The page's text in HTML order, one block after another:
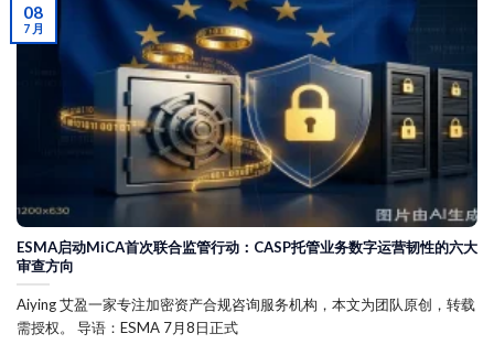
ESMA启动MiCA首次联合监管行动：CASP托管业务数字运营韧性的六大
审查方向
Aiying 艾盈一家专注加密资产合规咨询服务机构，本文为团队原创，转载
需授权。 导语：ESMA 7月8日正式
08
7 月